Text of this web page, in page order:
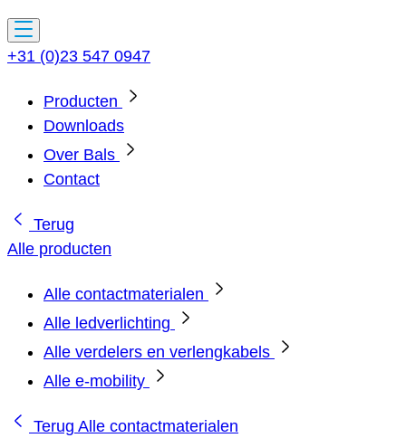
+31 (0)23 547 0947
Producten
Downloads
Over Bals
Contact
Terug
Alle producten
Alle contactmaterialen
Alle ledverlichting
Alle verdelers en verlengkabels
Alle e-mobility
Terug Alle contactmaterialen